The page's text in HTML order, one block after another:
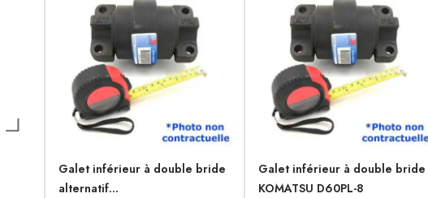
Galet inférieur à double bride
alternatif...
Galet inférieur à double bride
KOMATSU D60PL-8